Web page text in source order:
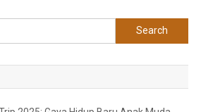
Search
for: